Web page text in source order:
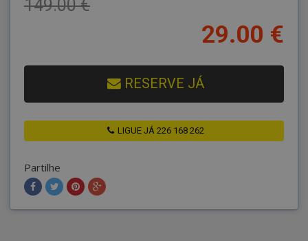
149.00 €
29.00 €
RESERVE JÁ
LIGUE JÁ 226 168 262
Partilhe